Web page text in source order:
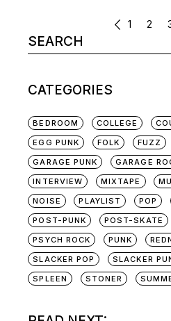
1 2
Search
for:
CATEGORIES
BEDROOM COLLEGE
EGG PUNK
FOLK FUZZ
GARAGE PUNK
GARAGE
INTERVIEW
MIXTAPE
NOISE
PLAYLIST POP
POST-PUNK
POST-SKATE
PSYCH ROCK
PUNK
SLACKER POP
SLACKER
SPLEEN
STONER